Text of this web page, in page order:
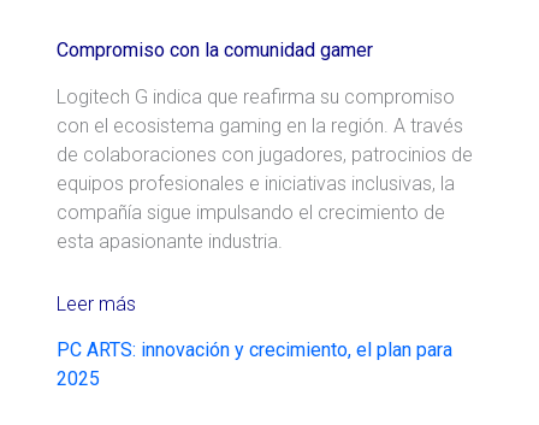
Compromiso con la comunidad gamer
Logitech G indica que reafirma su compromiso
con el ecosistema gaming en la región. A través
de colaboraciones con jugadores, patrocinios de
equipos profesionales e iniciativas inclusivas, la
compañía sigue impulsando el crecimiento de
esta apasionante industria.
Leer más
PC ARTS: innovación y crecimiento, el plan para
2025